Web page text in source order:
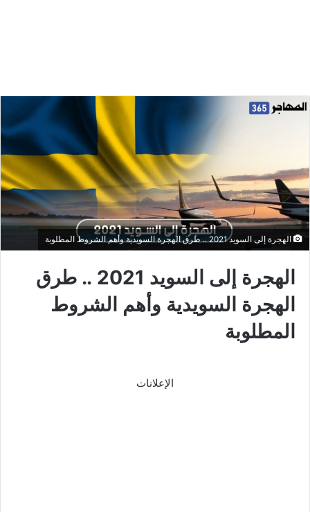
الهجرة إلى السويد 2021 .. طرق الهجرة السويدية وأهم الشروط المطلوبة
الهجرة إلى السويد 2021 .. طرق
الهجرة السويدية وأهم الشروط
المطلوبة
الإعلانات